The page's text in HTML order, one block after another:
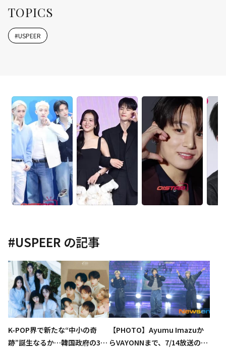
TOPICS
#USPEER
#USPEER の記事
K-POP界で新たな“中小の奇
跡”誕生なるか…韓国政府の3億
【PHOTO】Ayumu Imazuか
らVAYONNまで、7/14放送の